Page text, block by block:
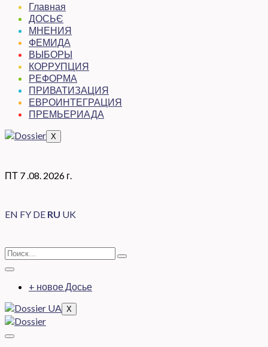
Главная
ДОСЬЄ
МНЕНИЯ
ФЕМИДА
ВЫБОРЫ
КОРРУПЦИЯ
РЕФОРМА
ПРИВАТИЗАЦИЯ
ЕВРОИНТЕГРАЦИЯ
ПРЕМЬЕРИАДА
X
ПТ 7 .08. 2026 г.
EN FY DE RU UK
+ новое Досье
X